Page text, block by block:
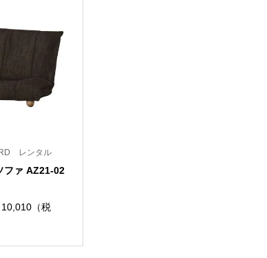
レンタル
ファ AZ21-02
（税